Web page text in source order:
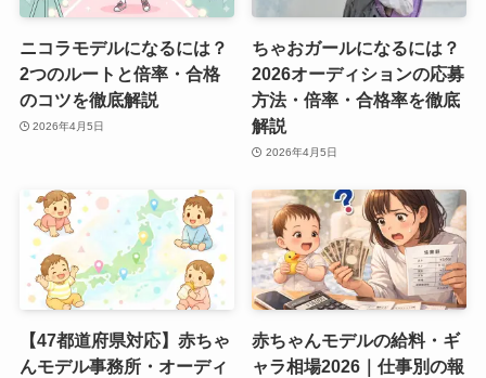
ニコラモデルになるには？
2つのルートと倍率・合格
のコツを徹底解説
2026年4月5日
ちゃおガールになるには？
2026オーディションの応募
方法・倍率・合格率を徹底
解説
2026年4月5日
【47都道府県対応】赤ちゃ
んモデル事務所・オーディ
赤ちゃんモデルの給料・ギ
ャラ相場2026｜仕事別の報